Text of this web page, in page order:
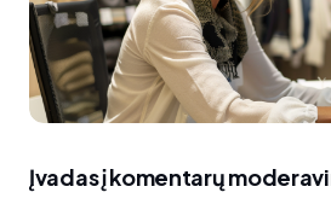
Įvadas į komentarų